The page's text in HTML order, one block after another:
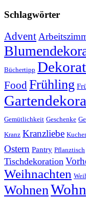
Schlagwörter
Advent
Büchertipp
Food Frühling
Gemütlichkeit Geschenke
Kranz Kranzliebe
Ostern Pantry Pflanztisch
Tischdekoration
Weihnachten
Wohnen